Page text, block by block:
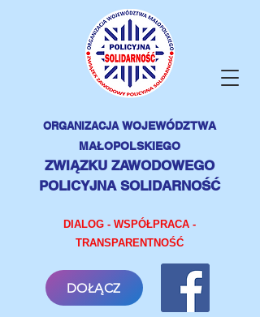
ORGANIZACJAWOJEWÓDZTWA
MAŁOPOLSKIEGO
ZWIĄZKU ZAWODOWEGO
POLICYJNA SOLIDARNOŚĆ
DIALOG - WSPÓŁPRACA -
TRANSPARENTNOŚĆ
DOŁĄCZ